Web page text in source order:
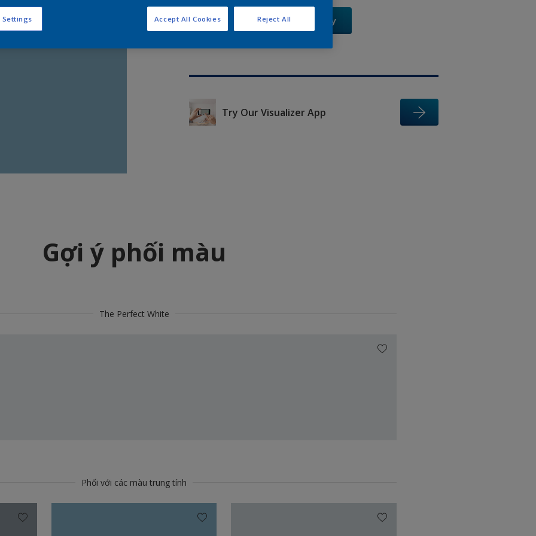
Xem Ngay
Try Our Visualizer App
Gợi ý phối màu
The Perfect White
Phối với các màu trung tính
Reject All
Accept All Cookies
Settings